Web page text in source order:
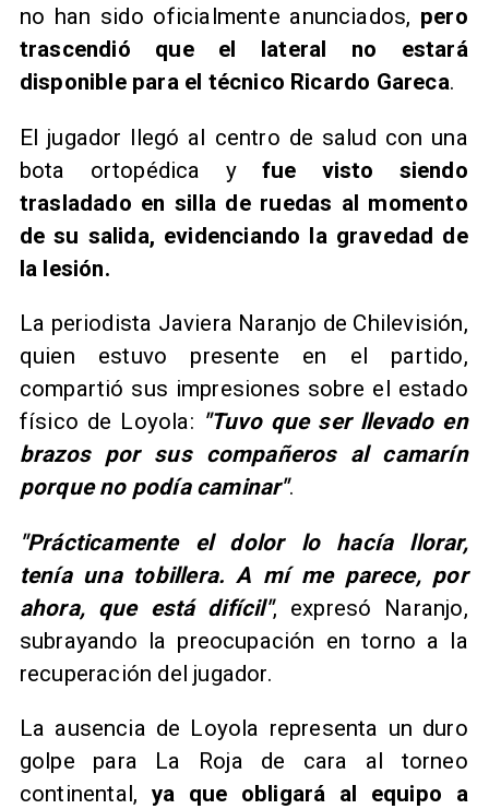
no han sido oficialmente anunciados, pero
trascendió que el lateral no estará
disponible para el técnico Ricardo Gareca.
El jugador llegó al centro de salud con una
bota ortopédica y fue visto siendo
trasladado en silla de ruedas al momento
de su salida, evidenciando la gravedad de
la lesión.
La periodista Javiera Naranjo de Chilevisión,
quien estuvo presente en el partido,
compartió sus impresiones sobre el estado
físico de Loyola: "Tuvo que ser llevado en
brazos por sus compañeros al camarín
porque no podía caminar".
"Prácticamente el dolor lo hacía llorar,
tenía una tobillera. A mí me parece, por
ahora, que está difícil", expresó Naranjo,
subrayando la preocupación en torno a la
recuperación del jugador.
La ausencia de Loyola representa un duro
golpe para La Roja de cara al torneo
continental, ya que obligará al equipo a